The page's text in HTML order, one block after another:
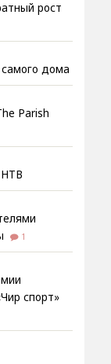
рост
дома
Parish
НТВ
1
спорт»